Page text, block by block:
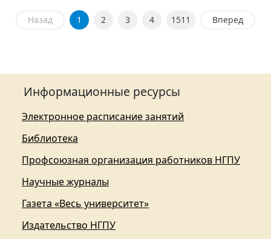
Назад 1 2 3 4 1511 Вперед
Информационные ресурсы
Электронное расписание занятий
Библиотека
Профсоюзная организация работников НГПУ
Научные журналы
Газета «Весь университет»
Издательство НГПУ